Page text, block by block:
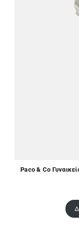
Paco & Co